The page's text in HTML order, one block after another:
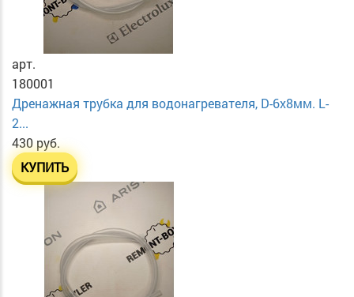
арт.
180001
Дренажная трубка для водонагревателя, D-6х8мм. L-
2...
430 руб.
КУПИТЬ